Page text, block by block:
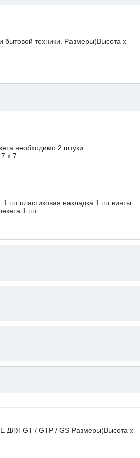
бытовой техники. Размеры(Высота х
необходимо 2 штуки
х 7.
шт пластиковая накладка 1 шт винты
1 шт
ДЛЯ GT / GTP / GS Размеры(Высота х